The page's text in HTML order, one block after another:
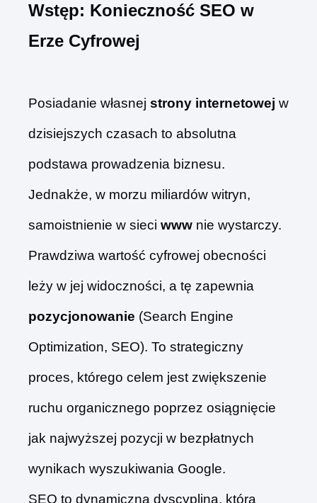
Wstęp: Konieczność SEO w
Erze Cyfrowej
Posiadanie własnej strony internetowej w
dzisiejszych czasach to absolutna
podstawa prowadzenia biznesu.
Jednakże, w morzu miliardów witryn,
samoistnienie w sieci www nie wystarczy.
Prawdziwa wartość cyfrowej obecności
leży w jej widoczności, a tę zapewnia
pozycjonowanie (Search Engine
Optimization, SEO). To strategiczny
proces, którego celem jest zwiększenie
ruchu organicznego poprzez osiągnięcie
jak najwyższej pozycji w bezpłatnych
wynikach wyszukiwania Google.
SEO to dynamiczna dyscyplina, która